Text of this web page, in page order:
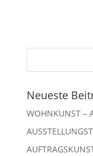
Neueste
WOHNKUNST –